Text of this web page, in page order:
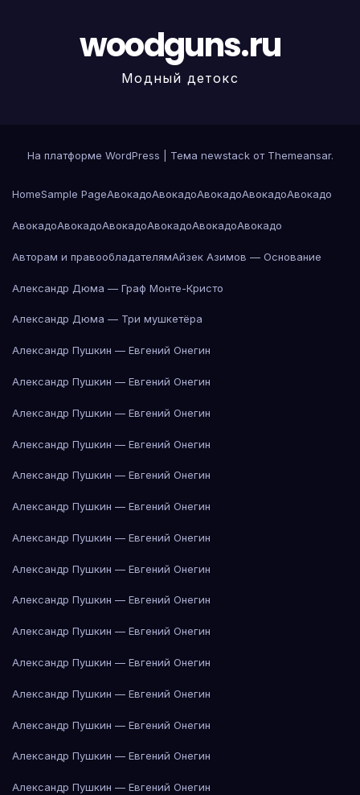
woodguns.ru
Модный детокс
На платформе WordPress Тема newstack от Themeansar.
HomeSample PageАвокадоАвокадоАвокадоАвокадоАвокадо
АвокадоАвокадоАвокадоАвокадоАвокадоАвокадо
Авторам и правообладателямАйзек Азимов — Основание
Александр Дюма — Граф Монте-Кристо
Александр Дюма — Три мушкетёра
Александр Пушкин — Евгений Онегин
Александр Пушкин — Евгений Онегин
Александр Пушкин — Евгений Онегин
Александр Пушкин — Евгений Онегин
Александр Пушкин — Евгений Онегин
Александр Пушкин — Евгений Онегин
Александр Пушкин — Евгений Онегин
Александр Пушкин — Евгений Онегин
Александр Пушкин — Евгений Онегин
Александр Пушкин — Евгений Онегин
Александр Пушкин — Евгений Онегин
Александр Пушкин — Евгений Онегин
Александр Пушкин — Евгений Онегин
Александр Пушкин — Евгений Онегин
Александр Пушкин — Евгений Онегин